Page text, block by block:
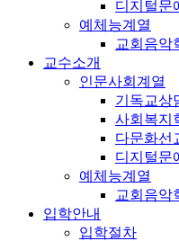
디지털문
예체능계열
교회음악
교수소개
인문사회계열
기독교상
사회복지
다문화선
디지털문
예체능계열
교회음악
입학안내
입학절차